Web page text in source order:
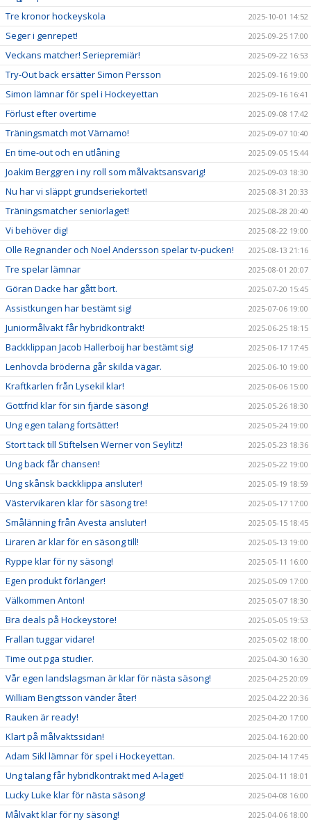
Tre kronor hockeyskola 2025-10-01 14:52
Seger i genrepet! 2025-09-25 17:00
Veckans matcher! Seriepremiär! 2025-09-22 16:53
Try-Out back ersätter Simon Persson 2025-09-16 19:00
Simon lämnar för spel i Hockeyettan 2025-09-16 16:41
Förlust efter overtime 2025-09-08 17:42
Träningsmatch mot Värnamo! 2025-09-07 10:40
En time-out och en utlåning 2025-09-05 15:44
Joakim Berggren i ny roll som målvaktsansvarig! 2025-09-03 18:30
Nu har vi släppt grundseriekortet! 2025-08-31 20:33
Träningsmatcher seniorlaget! 2025-08-28 20:40
Vi behöver dig! 2025-08-22 19:00
Olle Regnander och Noel Andersson spelar tv-pucken! 2025-08-13 21:16
Tre spelar lämnar 2025-08-01 20:07
Göran Dacke har gått bort. 2025-07-20 15:45
Assistkungen har bestämt sig! 2025-07-06 19:00
Juniormålvakt får hybridkontrakt! 2025-06-25 18:15
Backklippan Jacob Hallerboij har bestämt sig! 2025-06-17 17:45
Lenhovda bröderna går skilda vägar. 2025-06-10 19:00
Kraftkarlen från Lysekil klar! 2025-06-06 15:00
Gottfrid klar för sin fjärde säsong! 2025-05-26 18:30
Ung egen talang fortsätter! 2025-05-24 19:00
Stort tack till Stiftelsen Werner von Seylitz! 2025-05-23 18:36
Ung back får chansen! 2025-05-22 19:00
Ung skånsk backklippa ansluter! 2025-05-19 18:59
Västervikaren klar för säsong tre! 2025-05-17 17:00
Smålänning från Avesta ansluter! 2025-05-15 18:45
Liraren är klar för en säsong till! 2025-05-13 19:00
Ryppe klar för ny säsong! 2025-05-11 16:00
Egen produkt förlänger! 2025-05-09 17:00
Välkommen Anton! 2025-05-07 18:30
Bra deals på Hockeystore! 2025-05-05 19:53
Frallan tuggar vidare! 2025-05-02 18:00
Time out pga studier. 2025-04-30 16:30
Vår egen landslagsman är klar för nästa säsong! 2025-04-25 20:09
William Bengtsson vänder åter! 2025-04-22 20:36
Rauken är ready! 2025-04-20 17:00
Klart på målvaktssidan! 2025-04-16 20:00
Adam Sikl lämnar för spel i Hockeyettan. 2025-04-14 17:45
Ung talang får hybridkontrakt med A-laget! 2025-04-11 18:01
Lucky Luke klar för nästa säsong! 2025-04-08 16:00
Målvakt klar för ny säsong! 2025-04-06 18:00